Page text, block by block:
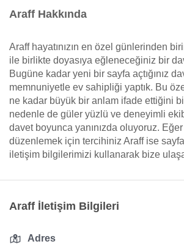
Araff Hakkında
Araff hayatınızın en özel günlerinden
ile birlikte doyasıya eğleneceğiniz bir
Bugüne kadar yeni bir sayfa açtığınız
memnuniyetle ev sahipliği yaptık. Bu
ne kadar büyük bir anlam ifade ettiğini
nedenle de güler yüzlü ve deneyimli
davet boyunca yanınızda oluyoruz.
düzenlemek için tercihiniz Araff ise
iletişim bilgilerimizi kullanarak bize
Araff İletişim Bilgileri
Adres